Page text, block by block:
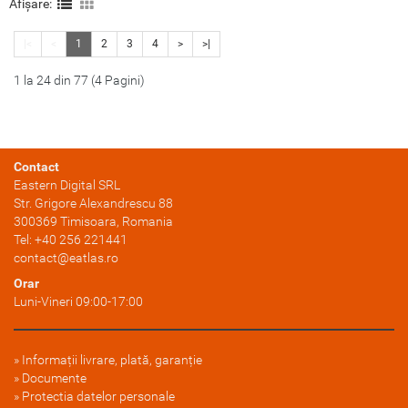
nevoie zi de zi. Inspirate din
frumusetea naturii, aduc un
vibrante......
frumusetea naturii, aduc un
plus de prospetime si culoare
Afișare:
1 2 3 4 > >|
1 la 24 din 77 (4 Pagini)
Contact
Eastern Digital SRL
Str. Grigore Alexandrescu 88
300369 Timisoara, Romania
Tel: +40 256 221441
contact@eatlas.ro
Orar
Luni-Vineri 09:00-17:00
Informații livrare, plată, garanție
Documente
Protectia datelor personale